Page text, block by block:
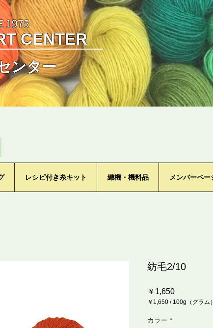
1975
CENTER
ンター
レシピ付き糸キット 織機・機料品 メンバーペー
紡毛2/10
￥1,650価
格
￥1,650 / 100g（グラム）
ご
と
カラー *